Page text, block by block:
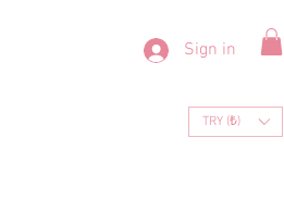
Sign in
TRY (₺)